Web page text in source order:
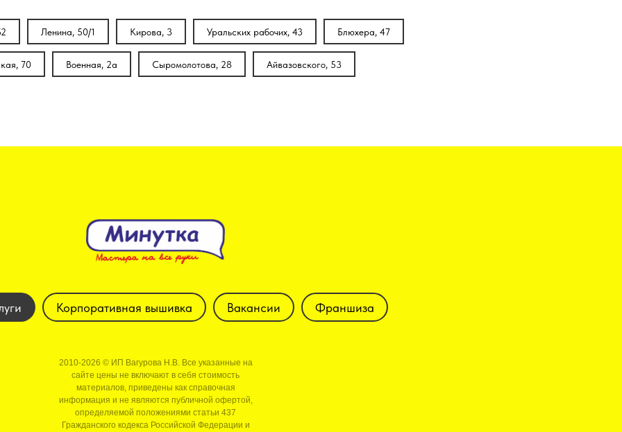
Ленина, 50/1 Кирова, 3 Уральских рабочих, 43 Блюхера, 47
70 Военная, 2а Сыромолотова, 28 Айвазовского, 53
Корпоративная вышивка Вакансии Франшиза
2010-2026 © ИП Вагурова Н.В. Все указанные на
сайте цены не включают в себя стоимость
материалов, приведены как справочная
информация и не являются публичной офертой,
определяемой положениями статьи 437
Гражданского кодекса Российской Федерации и